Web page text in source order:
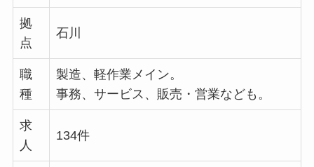
拠
点
石川
職
種
製造、軽作業メイン。
事務、サービス、販売・営業なども。
求
人
134件